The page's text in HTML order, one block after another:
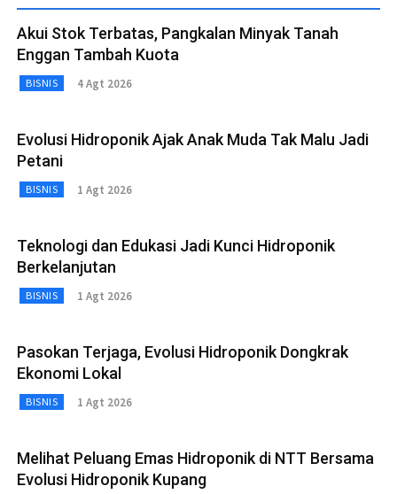
Akui Stok Terbatas, Pangkalan Minyak Tanah
Enggan Tambah Kuota
BISNIS 4 Agt 2026
Evolusi Hidroponik Ajak Anak Muda Tak Malu Jadi
Petani
BISNIS 1 Agt 2026
Teknologi dan Edukasi Jadi Kunci Hidroponik
Berkelanjutan
BISNIS 1 Agt 2026
Pasokan Terjaga, Evolusi Hidroponik Dongkrak
Ekonomi Lokal
BISNIS 1 Agt 2026
Melihat Peluang Emas Hidroponik di NTT Bersama
Evolusi Hidroponik Kupang